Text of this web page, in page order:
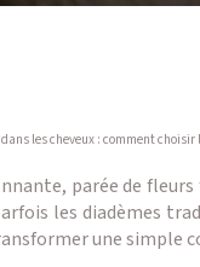
les cheveux : comment
parée de
les diadèmes
une simple